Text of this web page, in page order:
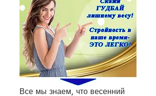
Все мы знаем, что весенний